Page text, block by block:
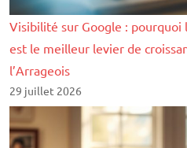
Visibilité sur Google :
est le meilleur levier de
l’Arrageois
29 juillet 2026